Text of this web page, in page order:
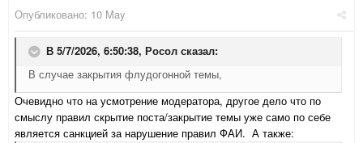
Опубликовано: 10 May
В 5/7/2026, 6:50:38, Росол сказал:
В случае закрытия флудогонной темы,
Очевидно что на усмотрение модератора, другое дело что по
смыслу правил скрытие поста/закрытие темы уже само по себе
является санкцией за нарушение правил ФАИ. А также: